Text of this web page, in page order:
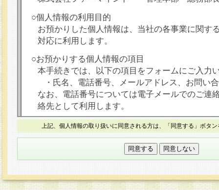
○個人情報の利用目的
お預かりした個人情報は、当社の各事業に関す
対応に利用します。
○お預かりする個人情報の項目
本手続きでは、以下の項目をフォームにご入力
・氏名、電話番号、メールアドレス、お問い
なお、電話番号については電子メールでのご連
絡先として利用します。
○本人が容易に認識できない方法による個人情報
本フォームでは、セッション管理のためCookie
○個人情報の第三者提供について
力いただく個人情報は第三者に提供しません。
上記、個人情報の取り扱いに同意される方は、「同意する」ボタ